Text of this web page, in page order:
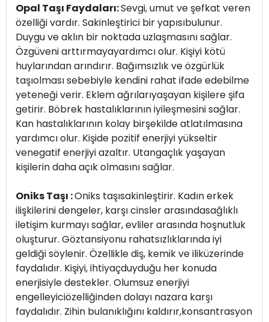
Opal Taşı Faydaları:Sevgi, umut ve şefkat veren
özelliği vardır. Sakinleştirici bir yapısıbulunur.
Duygu ve aklın bir noktada uzlaşmasını sağlar.
Özgüveni arttırmayayardımcı olur. Kişiyi kötü
huylarından arındırır. Bağımsızlık ve özgürlük
taşıolması sebebiyle kendini rahat ifade edebilme
yeteneği verir. Eklem ağrılarıyaşayan kişilere şifa
getirir. Böbrek hastalıklarının iyileşmesini sağlar.
Kan hastalıklarının kolay birşekilde atlatılmasına
yardımcı olur. Kişide pozitif enerjiyi yükseltir
venegatif enerjiyi azaltır. Utangaçlık yaşayan
kişilerin daha açık olmasını sağlar.
Oniks Taşı :Oniks taşısakinleştirir. Kadın erkek
ilişkilerini dengeler, karşı cinsler arasındasağlıklı
iletişim kurmayı sağlar, evliler arasında hoşnutluk
oluşturur. Göztansiyonu rahatsızlıklarında iyi
geldiği söylenir. Özellikle diş, kemik ve iliküzerinde
faydalıdır. Kişiyi, ihtiyaçduyduğu her konuda
enerjisiyle destekler. Olumsuz enerjiyi
engelleyiciözelliğinden dolayı nazara karşı
faydalıdır. Zihin bulanıklığını kaldırır,konsantrasyon